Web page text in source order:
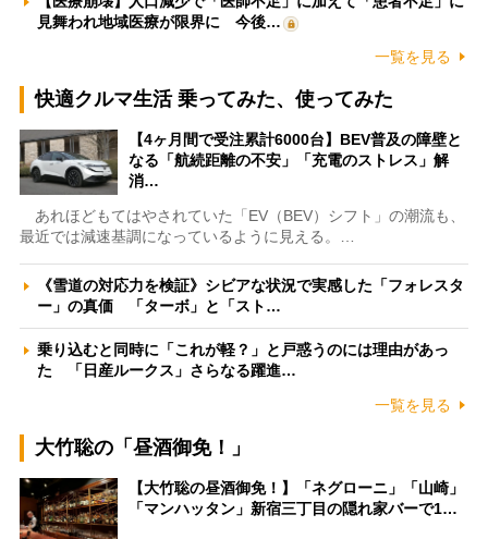
見舞われ地域医療が限界に 今後…
一覧を見る
快適クルマ生活 乗ってみた、使ってみた
【4ヶ月間で受注累計6000台】BEV普及の障壁と
なる「航続距離の不安」「充電のストレス」解
消…
あれほどもてはやされていた「EV（BEV）シフト」の潮流も、
最近では減速基調になっているように見える。…
《雪道の対応力を検証》シビアな状況で実感した「フォレスタ
ー」の真価 「ターボ」と「スト…
乗り込むと同時に「これが軽？」と戸惑うのには理由があっ
た 「日産ルークス」さらなる躍進…
一覧を見る
大竹聡の「昼酒御免！」
【大竹聡の昼酒御免！】「ネグローニ」「山崎」
「マンハッタン」新宿三丁目の隠れ家バーで1…